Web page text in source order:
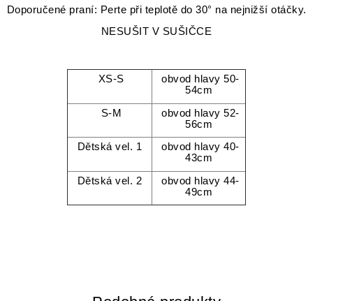
Doporučené praní: Perte při teplotě do 30° na nejnižší otáčky.
NESUŠIT V SUŠIČCE
XS-S
obvod hlavy 50-
54cm
S-M
obvod hlavy 52-
56cm
Dětská vel. 1
obvod hlavy 40-
43cm
Dětská vel. 2
obvod hlavy 44-
49cm